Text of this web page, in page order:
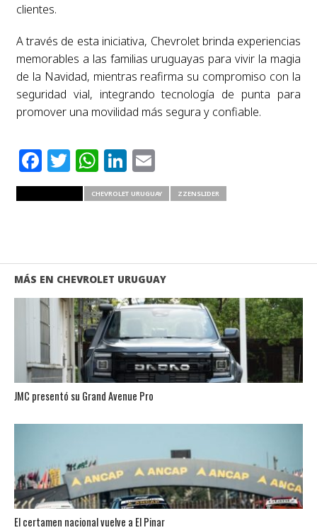
clientes.
A través de esta iniciativa, Chevrolet brinda experiencias
memorables a las familias uruguayas para vivir la magia
de la Navidad, mientras reafirma su compromiso con la
seguridad vial, integrando tecnología de punta para
promover una movilidad más segura y confiable.
Facebook
Twitter
WhatsApp
LinkedIn
Email
CHEVROLET URUGUAY ZZENSLIDER
MÁS EN CHEVROLET URUGUAY
JMC presentó su Grand Avenue Pro
El certamen nacional vuelve a El Pinar